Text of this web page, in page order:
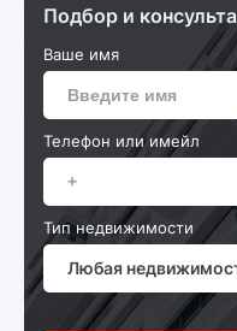
Подбор и
Ваше имя
Телефон или имейл
Тип недвижимости
Любая